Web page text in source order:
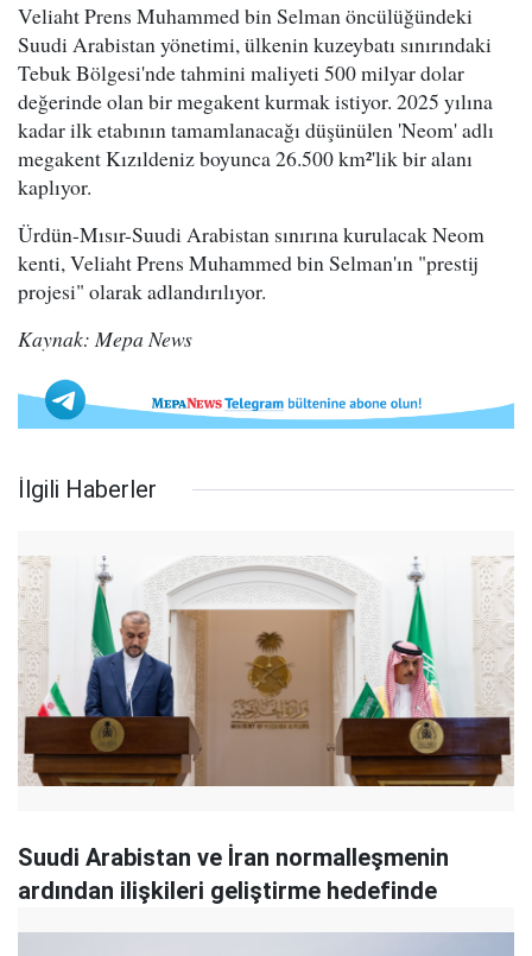
Veliaht Prens Muhammed bin Selman öncülüğündeki
Suudi Arabistan yönetimi, ülkenin kuzeybatı sınırındaki
Tebuk Bölgesi'nde tahmini maliyeti 500 milyar dolar
değerinde olan bir megakent kurmak istiyor. 2025 yılına
kadar ilk etabının tamamlanacağı düşünülen 'Neom' adlı
megakent Kızıldeniz boyunca 26.500 km²'lik bir alanı
kaplıyor.
Ürdün-Mısır-Suudi Arabistan sınırına kurulacak Neom
kenti, Veliaht Prens Muhammed bin Selman'ın "prestij
projesi" olarak adlandırılıyor.
Kaynak: Mepa News
İlgili Haberler
Suudi Arabistan ve İran normalleşmenin
ardından ilişkileri geliştirme hedefinde